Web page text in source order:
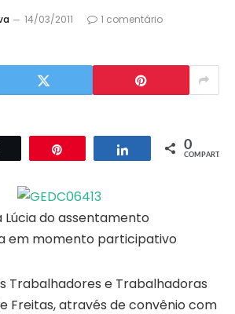
14/03/2011
1 comentário
Compartilhar
0
COMPART.
Lúcia do assentamento
em momento participativo
Trabalhadores e Trabalhadoras
Freitas, através de convênio com